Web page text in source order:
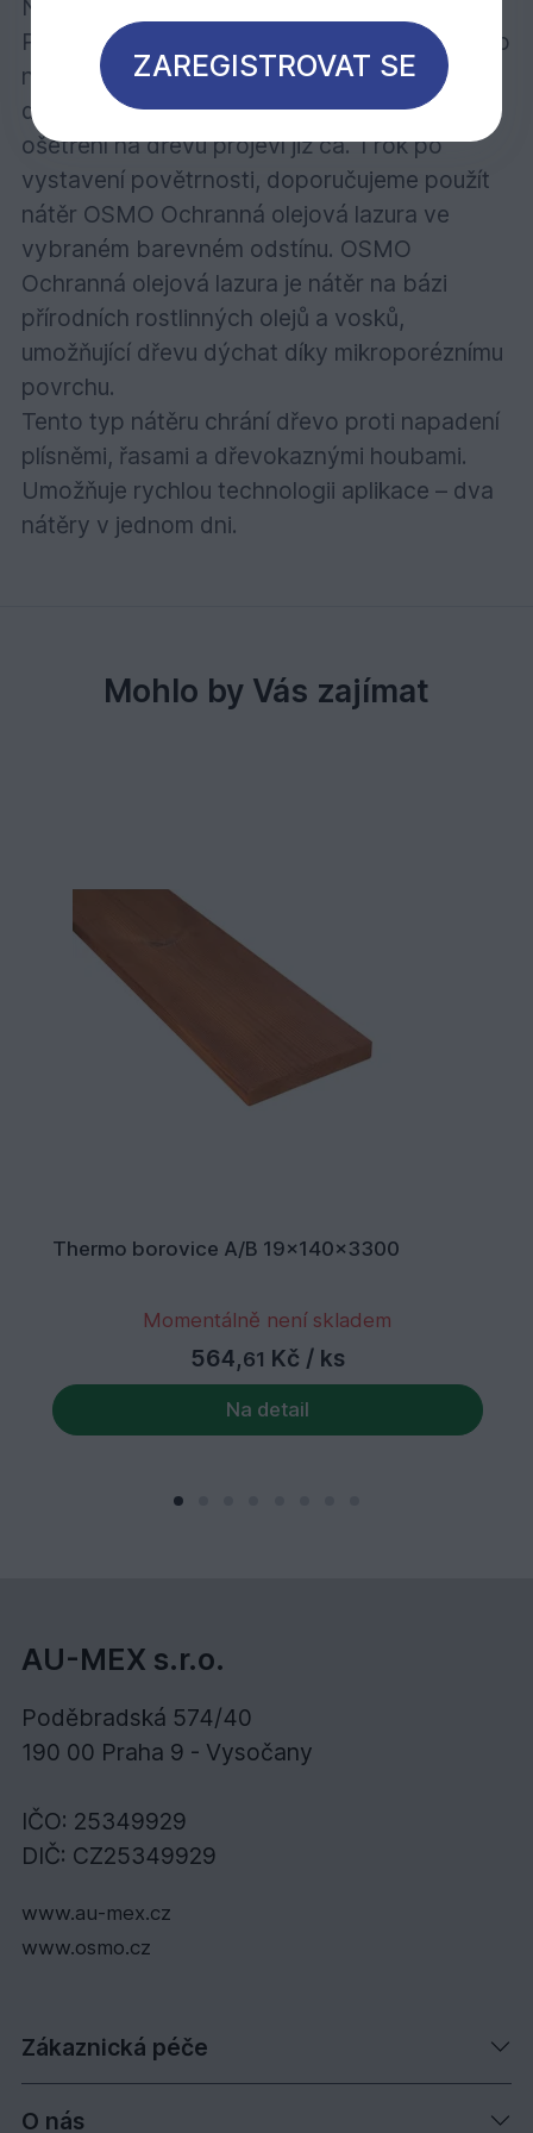
Nátěr a barva
Pokud se rozhodnete tepelně upravené dřevo
na fasádě ošetřit nátěrem, aby jste zachovali
dřevo bez typické šedé patiny, která se bez
ošetření na dřevu projeví již ca. 1 rok po
vystavení povětrnosti, doporučujeme použít
nátěr OSMO Ochranná olejová lazura ve
vybraném barevném odstínu. OSMO
Ochranná olejová lazura je nátěr na bázi
přírodních rostlinných olejů a vosků,
umožňující dřevu dýchat díky mikroporéznímu
povrchu.
Tento typ nátěru chrání dřevo proti napadení
plísněmi, řasami a dřevokaznými houbami.
Umožňuje rychlou technologii aplikace – dva
nátěry v jednom dni.
Mohlo by Vás zajímat
Thermo borovice A/B 19x140x3300
Momentálně není skladem
564,61 Kč / ks
Na detail
AU-MEX s.r.o.
Poděbradská 574/40
190 00 Praha 9 - Vysočany
IČO: 25349929
DIČ: CZ25349929
www.au-mex.cz
www.osmo.cz
Zákaznická péče
O nás
ZAREGISTROVAT SE